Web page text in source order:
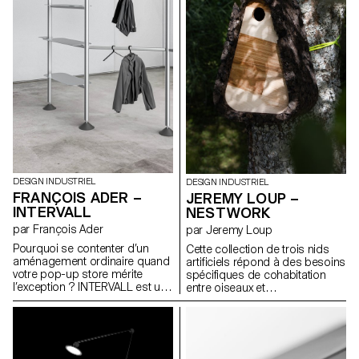
quotidienne. La chaussure se
compose d’un "upper" en
mousse EVA thermoformée qui
accueille un chausson en laine
réadapter et personnaliser. Les
différentes pièces sont
tricotées en 3D, sans couture
et compostables
industriellement. La baleine et
les attaches quant à elles sont
recyclables à l’infini. Ce n’est
plus la poitrine qui s’adapte à
l’objet, mais l’objet qui évolue
avec elle.
DESIGN INDUSTRIEL
FRANÇOIS ADER –
INTERVALL
par François Ader
Pourquoi se contenter d’un
aménagement ordinaire quand
votre pop-up store mérite
l’exception ? INTERVALL est un
système de structures
marques de vêtements qui
souhaitent scénographier leurs
DESIGN INDUSTRIEL
JEREMY LOUP –
NESTWORK
par Jeremy Loup
Cette collection de trois nids
artificiels répond à des besoins
spécifiques de cohabitation
entre oiseaux et
environnements humains.
accessible et reproductible. Le
nichoir pour mésanges aide à